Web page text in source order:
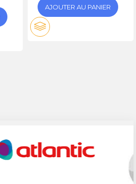
AJOUTER AU PANIER